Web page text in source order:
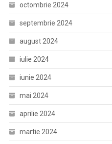
octombrie 2024
septembrie 2024
august 2024
iulie 2024
iunie 2024
mai 2024
aprilie 2024
martie 2024